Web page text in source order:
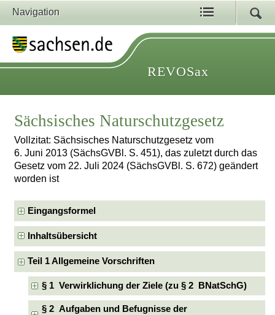
Navigation
REVOSax
Sächsisches Naturschutzgesetz
Vollzitat: Sächsisches Naturschutzgesetz vom
6. Juni 2013 (SächsGVBl. S. 451), das zuletzt durch das
Gesetz vom 22. Juli 2024 (SächsGVBl. S. 672) geändert
worden ist
Eingangsformel
Inhaltsübersicht
Teil 1 Allgemeine Vorschriften
§ 1 Verwirklichung der Ziele (zu § 2 BNatSchG)
§ 2 Aufgaben und Befugnisse der